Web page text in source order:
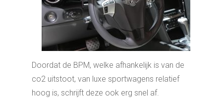
Doordat de BPM, welke afhankelijk is van de
co2 uitstoot, van luxe sportwagens relatief
hoog is, schrijft deze ook erg snel af.